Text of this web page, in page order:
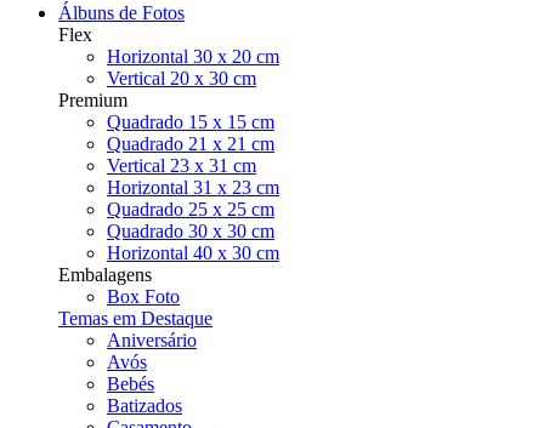
Álbuns de Fotos
Flex
Horizontal 30 x 20 cm
Vertical 20 x 30 cm
Premium
Quadrado 15 x 15 cm
Quadrado 21 x 21 cm
Vertical 23 x 31 cm
Horizontal 31 x 23 cm
Quadrado 25 x 25 cm
Quadrado 30 x 30 cm
Horizontal 40 x 30 cm
Embalagens
Box Foto
Temas em Destaque
Aniversário
Avós
Bebés
Batizados